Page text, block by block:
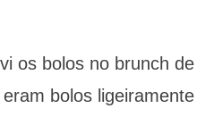
os bolos no brunch de
bolos ligeiramente